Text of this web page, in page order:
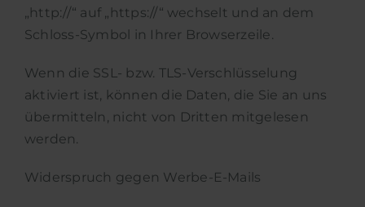
„http://“ auf „https://“ wechselt und an dem
Schloss-Symbol in Ihrer Browserzeile.
Wenn die SSL- bzw. TLS-Verschlüsselung
aktiviert ist, können die Daten, die Sie an uns
übermitteln, nicht von Dritten mitgelesen
werden.
Widerspruch gegen Werbe-E-Mails